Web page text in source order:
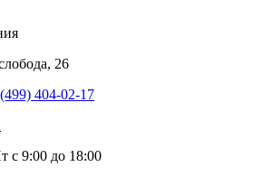
26
404-02-17
с 9:00 до 18:00